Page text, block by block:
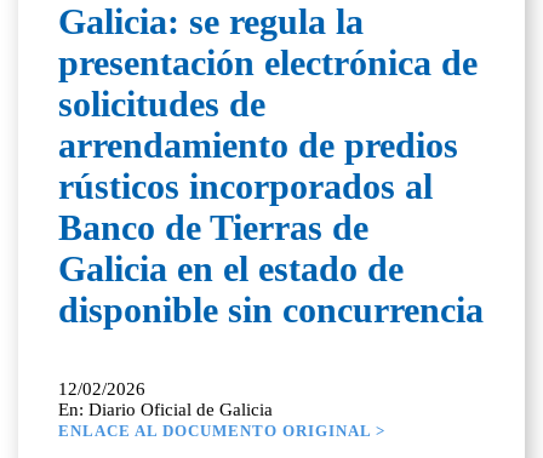
Galicia: se regula la
presentación electrónica de
solicitudes de
arrendamiento de predios
rústicos incorporados al
Banco de Tierras de
Galicia en el estado de
disponible sin concurrencia
12/02/2026
En: Diario Oficial de Galicia
ENLACE AL DOCUMENTO ORIGINAL >